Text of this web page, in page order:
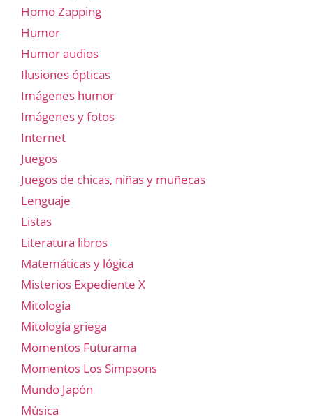
Homo Zapping
Humor
Humor audios
Ilusiones ópticas
Imágenes humor
Imágenes y fotos
Internet
Juegos
Juegos de chicas, niñas y muñecas
Lenguaje
Listas
Literatura libros
Matemáticas y lógica
Misterios Expediente X
Mitología
Mitología griega
Momentos Futurama
Momentos Los Simpsons
Mundo Japón
Música